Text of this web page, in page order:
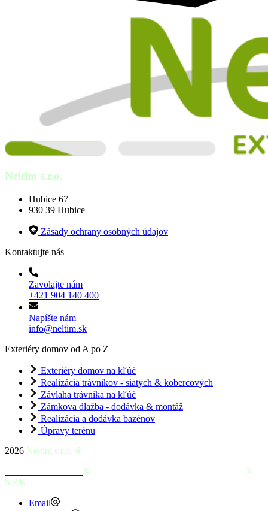
Neltim s.r.o.
Hubice 67
930 39 Hubice
Zásady ochrany osobných údajov
Kontaktujte nás
Zavolajte nám
+421 904 140 400
Napíšte nám
info@neltim.sk
Exteriéry domov od A po Z
Exteriéry domov na kľúč
Realizácia trávnikov - siatych & kobercových
Závlaha trávnika na kľúč
Zámkova dlažba - dodávka & montáž
Realizácia a dodávka bazénov
Úpravy terénu
2026 Neltim s.r.o. ®
&
®
S.P.K.
Email